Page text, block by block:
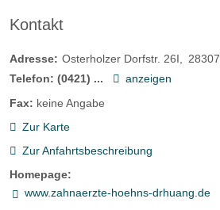
Kontakt
Adresse: Osterholzer Dorfstr. 26I 28307
Telefon: (0421) ...
anzeigen
Fax: keine Angabe
Zur Karte
Zur Anfahrtsbeschreibung
Homepage:
www.zahnaerzte-hoehns-drhuang.de